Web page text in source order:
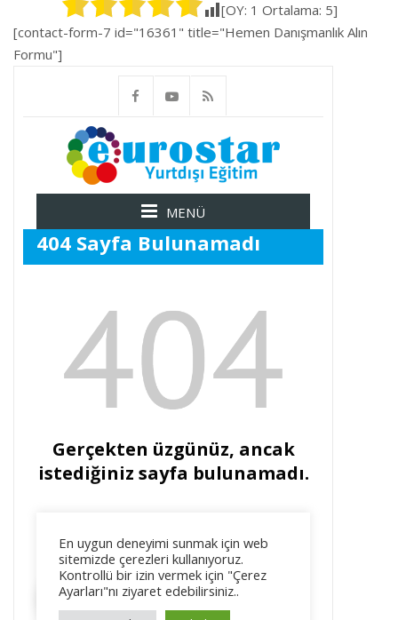
[OY: 1 Ortalama: 5]
[contact-form-7 id="16361" title="Hemen Danışmanlık Alın
Formu"]